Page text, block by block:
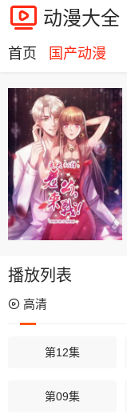
动漫大全
首页 国产动漫
播放列表
高清
第12集
第09集